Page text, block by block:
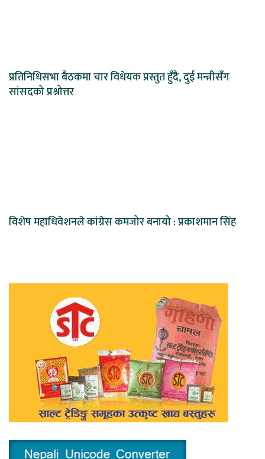
प्रतिनिधिसभा बैठकमा चार विधेयक प्रस्तुत हुँदै, दुई मन्त्रीसँग
सांसदको प्रश्नोत्तर
विशेष महाधिवेशनले कांग्रेस कमजोर बनायो : प्रकाशमान सिंह